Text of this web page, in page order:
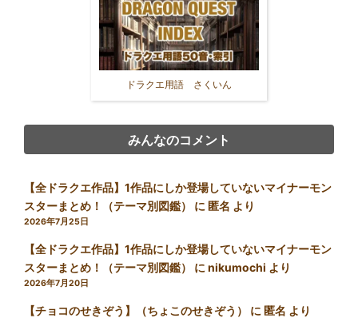
ドラクエ用語 さくいん
みんなのコメント
【全ドラクエ作品】1作品にしか登場していないマイナーモン
スターまとめ！（テーマ別図鑑）
に 匿名 より
2026年7月25日
【全ドラクエ作品】1作品にしか登場していないマイナーモン
スターまとめ！（テーマ別図鑑）
に nikumochi より
2026年7月20日
【チョコのせきぞう】（ちょこのせきぞう） に 匿名 より